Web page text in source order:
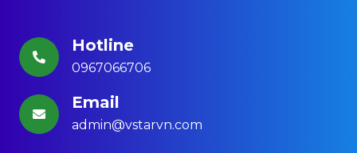
Hotline
0967066706
Email
admin@vstarvn.com